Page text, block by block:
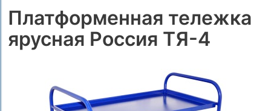
Платформенная тележка
ярусная Россия ТЯ-4